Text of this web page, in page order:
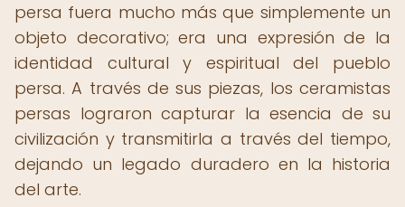
persa fuera mucho más que simplemente un
objeto decorativo; era una expresión de la
identidad cultural y espiritual del pueblo
persa. A través de sus piezas, los ceramistas
persas lograron capturar la esencia de su
civilización y transmitirla a través del tiempo,
dejando un legado duradero en la historia
del arte.